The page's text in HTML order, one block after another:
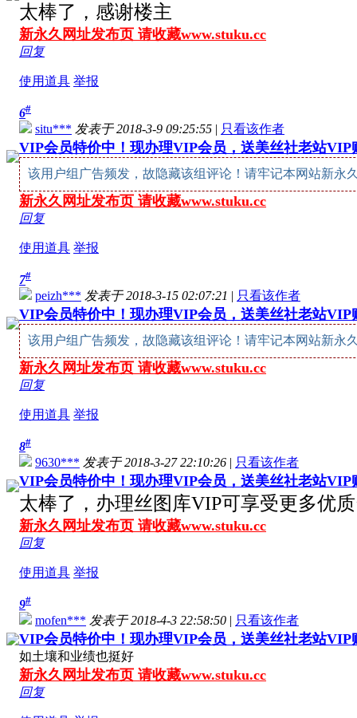
太棒了，感谢楼主
新永久网址发布页 请收藏www.stuku.cc
回复
使用道具 举报
6#
situ*** 发表于 2018-3-9 09:25:55 | 只看该作者
VIP会员特价中！现办理VIP会员，送美丝社老站VIP
该用户组广告频发，故隐藏该组评论！请牢记本网站新永
新永久网址发布页 请收藏www.stuku.cc
回复
使用道具 举报
7#
peizh*** 发表于 2018-3-15 02:07:21 | 只看该作者
VIP会员特价中！现办理VIP会员，送美丝社老站VIP
该用户组广告频发，故隐藏该组评论！请牢记本网站新永
新永久网址发布页 请收藏www.stuku.cc
回复
使用道具 举报
8#
9630*** 发表于 2018-3-27 22:10:26 | 只看该作者
VIP会员特价中！现办理VIP会员，送美丝社老站VIP
太棒了，办理丝图库VIP可享受更多优
新永久网址发布页 请收藏www.stuku.cc
回复
使用道具 举报
9#
mofen*** 发表于 2018-4-3 22:58:50 | 只看该作者
VIP会员特价中！现办理VIP会员，送美丝社老站VIP
如土壤和业绩也挺好
新永久网址发布页 请收藏www.stuku.cc
回复